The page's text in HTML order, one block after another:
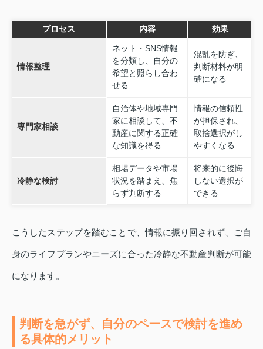
プロセス 内容 効果
情報整理
ネット・SNS情報
を分類し、自分の
希望と照らし合わ
せる
混乱を防ぎ、
判断材料が明
確になる
専門家相談
自治体や地域専門
家に相談して、不
動産に関する正確
な知識を得る
情報の信頼性
が担保され、
取捨選択がし
やすくなる
冷静な検討
相場データや市場
状況を踏まえ、焦
らず判断する
将来的に後悔
しない選択が
できる
こうしたステップを踏むことで、情報に振り回されず、ご自
身のライフプランやニーズに合った冷静な不動産判断が可能
になります。
判断を急がず、自分のペースで検討を進め
る具体的メリット